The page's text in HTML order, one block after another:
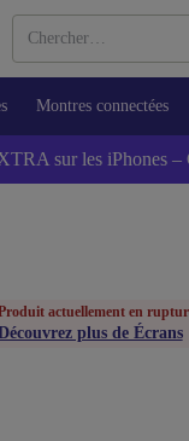
Montres connectées
sur les iPhones
actuellement en
plus de Écrans